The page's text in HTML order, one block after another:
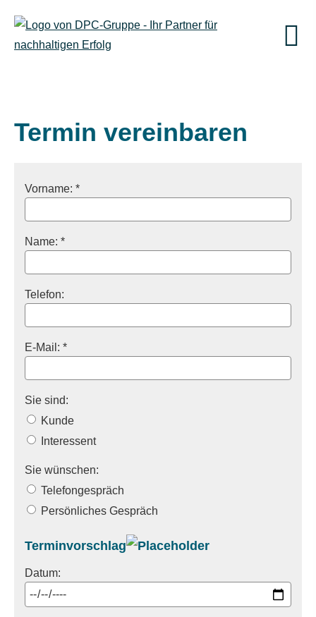
Termin ver­ein­baren
Vorname: *
Name: *
Telefon:
E-Mail: *
Sie sind:
Kunde
Interessent
Sie wünschen:
Telefongespräch
Persönliches Gespräch
Terminvorschlag
Datum: